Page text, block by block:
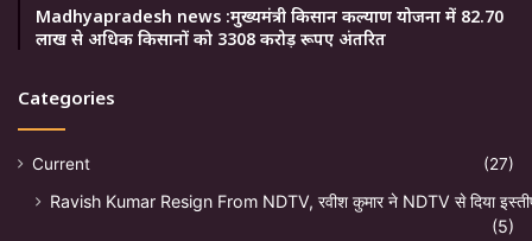
Madhyapradesh news :मुख्यमंत्री किसान कल्याण योजना में 82.70
लाख से अधिक किसानों को 3308 करोड़ रूपए अंतरित
Categories
Current (27)
Ravish Kumar Resign From NDTV, रवीश कुमार ने NDTV से दिया
(5)